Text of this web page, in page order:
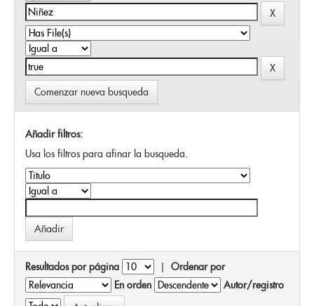
Comenzar nueva busqueda
Añadir filtros:
Usa los filtros para afinar la busqueda.
Resultados por página | Ordenar por
En orden
Autor/registro